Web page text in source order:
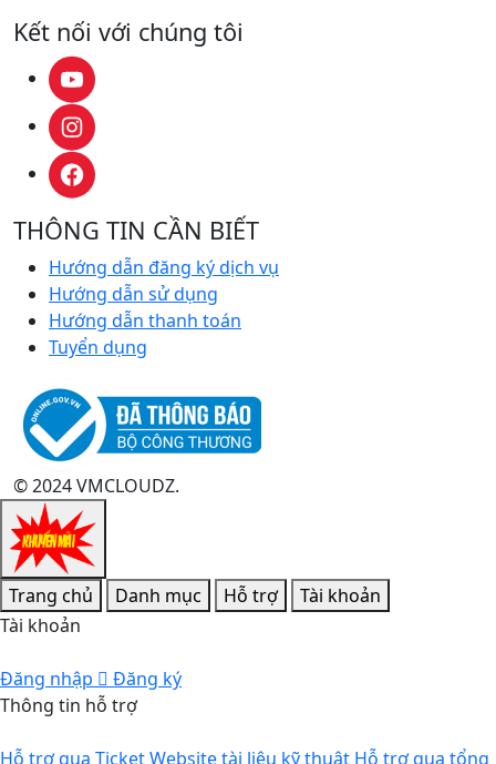
Kết nối với chúng tôi
THÔNG TIN CẦN BIẾT
Hướng dẫn đăng ký dịch vụ
Hướng dẫn sử dụng
Hướng dẫn thanh toán
Tuyển dụng
© 2024 VMCLOUDZ.
Trang chủ Danh mục Hỗ trợ
Tài khoản
Tài khoản
Đăng nhập
Đăng ký
Thông tin hỗ trợ
Hỗ trợ qua TicketWebsite tài liệu kỹ thuật Hỗ trợ qua tổng